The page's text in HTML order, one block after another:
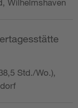
Wilhelmshaven
Std./Wo.),